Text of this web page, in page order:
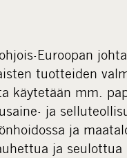
Euroopan
tuotteiden
käytetään mm.
ja
ja
ja seulottua